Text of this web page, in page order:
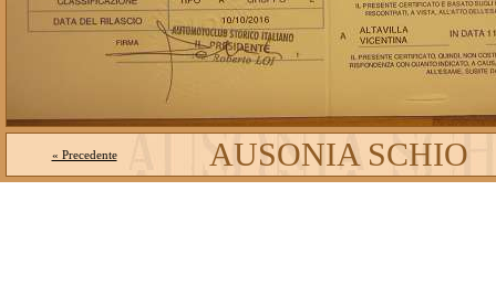
« Precedente AUSONIA SCHIO